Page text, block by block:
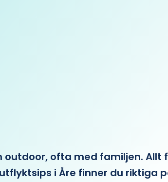
ofta med familjen. Allt
i Åre finner du riktiga